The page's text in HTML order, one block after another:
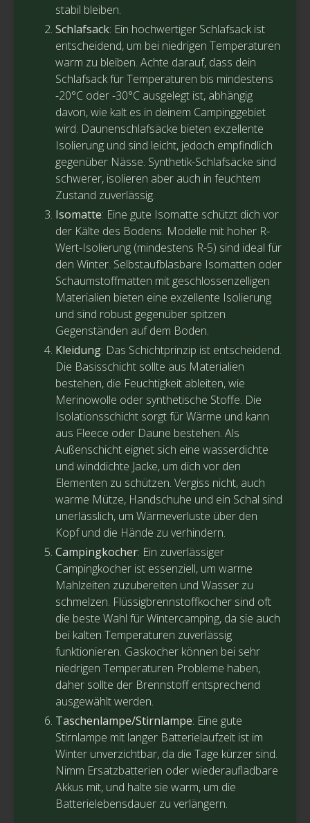
stabil bleiben.
Schlafsack: Ein hochwertiger Schlafsack ist
entscheidend, um bei niedrigen Temperaturen
warm zu bleiben. Achte darauf, dass dein
Schlafsack für Temperaturen bis mindestens
-20°C oder -30°C ausgelegt ist, abhängig
davon, wie kalt es in deinem Campinggebiet
wird. Daunenschlafsäcke bieten exzellente
Isolierung und sind leicht, jedoch empfindlich
gegenüber Nässe. Synthetik-Schlafsäcke sind
schwerer, isolieren aber auch in feuchtem
Zustand zuverlässig.
Isomatte: Eine gute Isomatte schützt dich vor
der Kälte des Bodens. Modelle mit hoher R-
Wert-Isolierung (mindestens R-5) sind ideal für
den Winter. Selbstaufblasbare Isomatten oder
Schaumstoffmatten mit geschlossenzelligen
Materialien bieten eine exzellente Isolierung
und sind robust gegenüber spitzen
Gegenständen auf dem Boden.
Kleidung: Das Schichtprinzip ist entscheidend.
Die Basisschicht sollte aus Materialien
bestehen, die Feuchtigkeit ableiten, wie
Merinowolle oder synthetische Stoffe. Die
Isolationsschicht sorgt für Wärme und kann
aus Fleece oder Daune bestehen. Als
Außenschicht eignet sich eine wasserdichte
und winddichte Jacke, um dich vor den
Elementen zu schützen. Vergiss nicht, auch
warme Mütze, Handschuhe und ein Schal sind
unerlässlich, um Wärmeverluste über den
Kopf und die Hände zu verhindern.
Campingkocher: Ein zuverlässiger
Campingkocher ist essenziell, um warme
Mahlzeiten zuzubereiten und Wasser zu
schmelzen. Flüssigbrennstoffkocher sind oft
die beste Wahl für Wintercamping, da sie auch
bei kalten Temperaturen zuverlässig
funktionieren. Gaskocher können bei sehr
niedrigen Temperaturen Probleme haben,
daher sollte der Brennstoff entsprechend
ausgewählt werden.
Taschenlampe/Stirnlampe: Eine gute
Stirnlampe mit langer Batterielaufzeit ist im
Winter unverzichtbar, da die Tage kürzer sind.
Nimm Ersatzbatterien oder wiederaufladbare
Akkus mit, und halte sie warm, um die
Batterielebensdauer zu verlängern.